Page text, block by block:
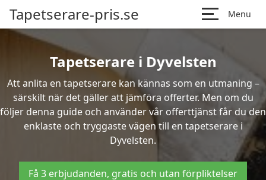
Tapetserare-pris.se Menu
Tapetserare i Dyvelsten
Att anlita en tapetserare kan kännas som en utmaning –
särskilt när det gäller att jämföra offerter. Men om du
följer denna guide och använder vår offerttjänst får du den
enklaste och tryggaste vägen till en tapetserare i
Dyvelsten.
Få 3 erbjudanden, gratis och utan förpliktelser